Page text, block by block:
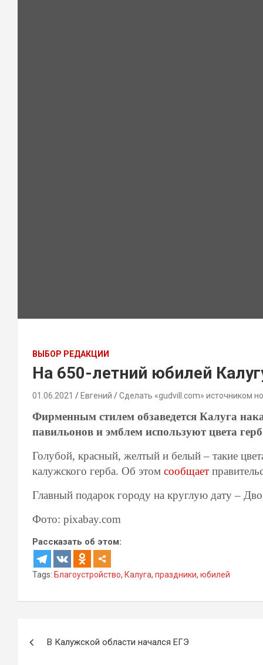
ВЫБОР РЕДАКЦИИ
На 650-летний юбилей
01.06.2021 Евгений Сделать «gudvill.com» источником
Фирменным стилем обзаведется Калуга
павильонов и эмблем используют цвета
Голубой, красный, желтый и белый – такие
калужского герба. Об этом сообщает
Главный подарок городу на круглую дату –
Фото: pixabay.com
Рассказать об этом:
Tags: Благоустройство, Калуга, праздники, юбилей
В Калужской области начался ЕГЭ